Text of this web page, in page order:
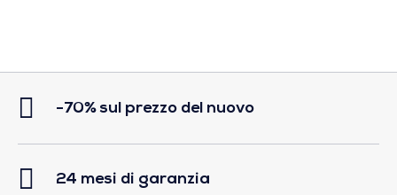
-70% sul prezzo del nuovo
24 mesi di garanzia